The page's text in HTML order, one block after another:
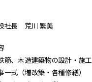
社長 荒川 繁美
筋、木造建築物の設計・施工
一式（増改築・各種修繕）